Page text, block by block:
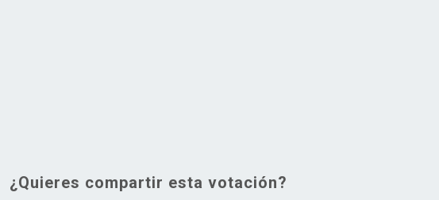
¿Quieres compartir esta votación?